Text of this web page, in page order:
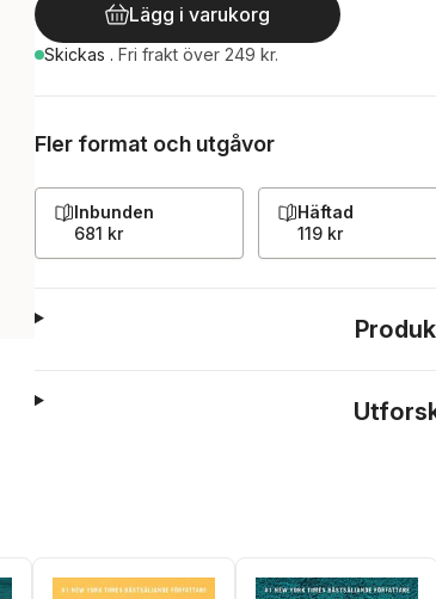
Lägg i varukorg
Skickas . Fri frakt över 249 kr.
Fler format och utgåvor
Inbunden
681 kr
Häftad
119 kr